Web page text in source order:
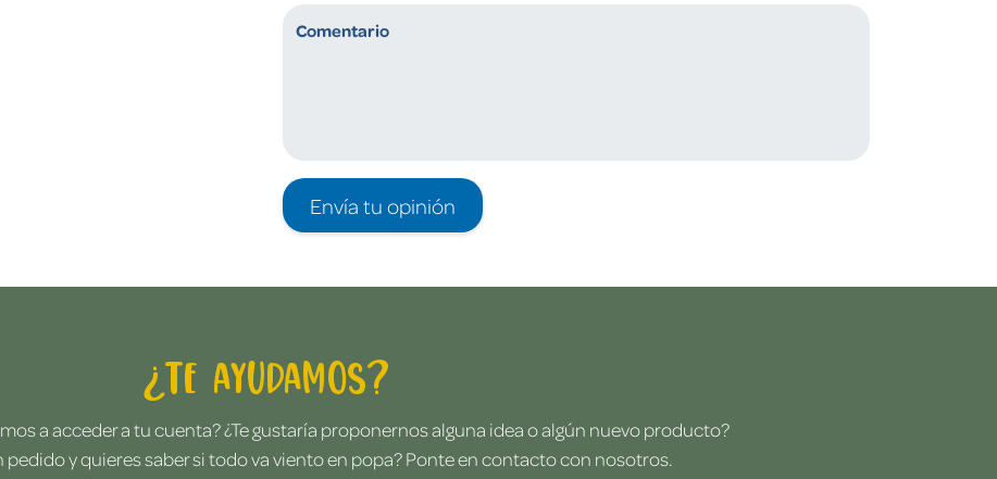
Envía tu opinión
¿Te ayudamos?
a acceder a tu cuenta? ¿Te gustaría proponernos alguna idea o algún nuevo producto?
pedido y quieres saber si todo va viento en popa? Ponte en contacto con nosotros.